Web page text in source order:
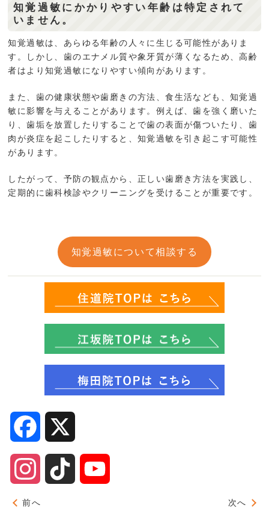
知覚過敏にかかりやすい年齢は特定されて
いません。
知覚過敏は、あらゆる年齢の人々に生じる可能性がありま
す。しかし、歯のエナメル質や象牙質が薄くなるため、高齢
者はより知覚過敏になりやすい傾向があります。
また、歯の健康状態や歯磨きの方法、食生活なども、知覚過
敏に影響を与えることがあります。例えば、歯を強く磨いた
り、歯垢を放置したりすることで歯の表面が傷ついたり、歯
肉が炎症を起こしたりすると、知覚過敏を引き起こす可能性
があります。
したがって、予防の観点から、正しい歯磨き方法を実践し、
定期的に歯科検診やクリーニングを受けることが重要です。
知覚過敏について相談する
Facebook
InstagramTikTok
前へ 次へ